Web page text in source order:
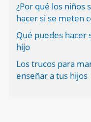
¿Por qué los niños
hacer si se meten
Qué puedes hacer
hijo
Los trucos para
enseñar a tus hijos